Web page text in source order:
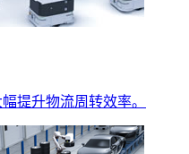
提升物流周转效率。